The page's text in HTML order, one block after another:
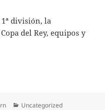
división, la
del Rey, equipos y
Categorías
Uncategorized